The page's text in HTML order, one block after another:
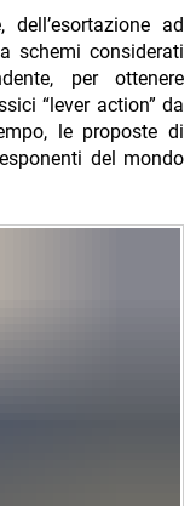
ad
schemi considerati
per ottenere
“lever action” da
le proposte di
del mondo